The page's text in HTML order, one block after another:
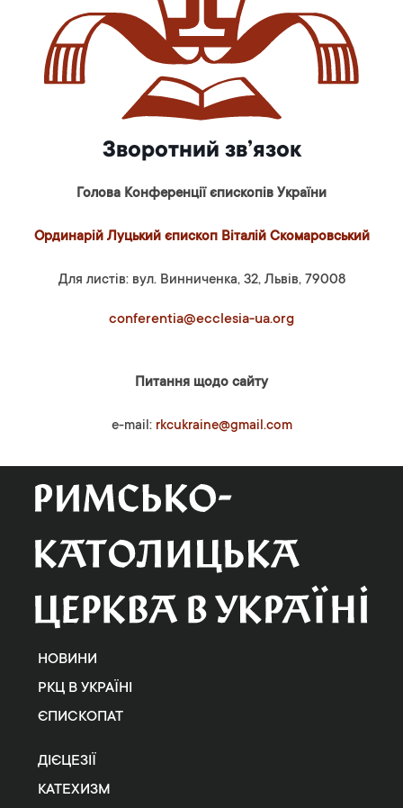
Зворотний зв’язок
Голова Конференції єпископів України
Ординарій Луцький єпископ Віталій Скомаровський
Для листів: вул. Винниченка, 32, Львів, 79008
conferentia@ecclesia-ua.org
Питання щодо сайту
e-mail: rkcukraine@gmail.com
НОВИНИ
РКЦ В УКРАЇНІ
ЄПИСКОПАТ
ДІЄЦЕЗІЇ
КАТЕХИЗМ